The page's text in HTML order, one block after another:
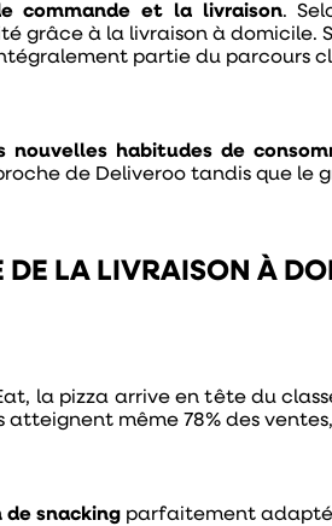
commande et la livraison.
grâce à la livraison à domicile.
partie du parcours
nouvelles habitudes de
de Deliveroo tandis que le
DE LA LIVRAISON À
la pizza arrive en tête du
atteignent même 78% des
de snackingparfaitement